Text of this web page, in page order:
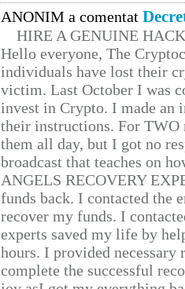
ANONIM a comentat
HIRE A GENUINE
Hello everyone, The
individuals have lost their
victim. Last October I was
invest in Crypto. I made
their instructions. For TWO
them all day, but I got no
broadcast that teaches on
ANGELS RECOVERY
funds back. I contacted the
recover my funds. I
experts saved my life by
hours. I provided
complete the successful